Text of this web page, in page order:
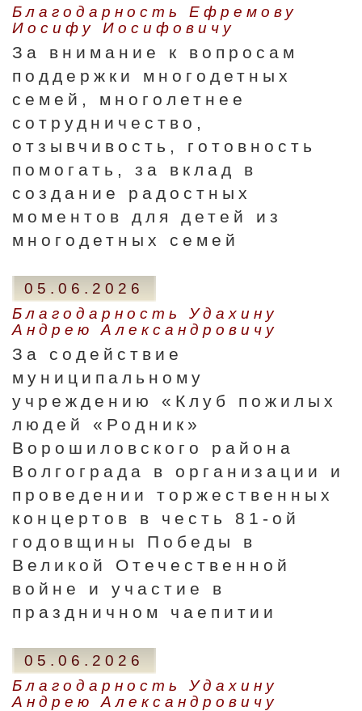
Благодарность Ефремову
Иосифу Иосифовичу
За внимание к вопросам
поддержки многодетных
семей, многолетнее
сотрудничество,
отзывчивость, готовность
помогать, за вклад в
создание радостных
моментов для детей из
многодетных семей
05.06.2026
Благодарность Удахину
Андрею Александровичу
За содействие
муниципальному
учреждению «Клуб пожилых
людей «Родник»
Ворошиловского района
Волгограда в организации и
проведении торжественных
концертов в честь 81-ой
годовщины Победы в
Великой Отечественной
войне и участие в
праздничном чаепитии
05.06.2026
Благодарность Удахину
Андрею Александровичу